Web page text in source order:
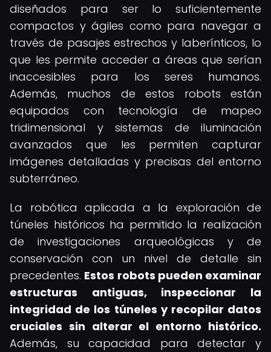
diseñados para ser lo suficientemente
compactos y ágiles como para navegar a
través de pasajes estrechos y laberínticos, lo
que les permite acceder a áreas que serían
inaccesibles para los seres humanos.
Además, muchos de estos robots están
equipados con tecnología de mapeo
tridimensional y sistemas de iluminación
avanzados que les permiten capturar
imágenes detalladas y precisas del entorno
subterráneo.
La robótica aplicada a la exploración de
túneles históricos ha permitido la realización
de investigaciones arqueológicas y de
conservación con un nivel de detalle sin
precedentes. Estos robots pueden examinar
estructuras antiguas, inspeccionar la
integridad de los túneles y recopilar datos
cruciales sin alterar el entorno histórico.
Además, su capacidad para detectar y